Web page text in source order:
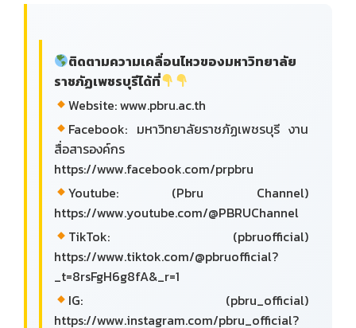
ติดตามความเคลื่อนไหวของมหาวิทยาลัย
ราชภัฏเพชรบุรีได้ที่
Website: www.pbru.ac.th
Facebook: มหาวิทยาลัยราชภัฏเพชรบุรี งาน
สื่อสารองค์กร
https://www.facebook.com/prpbru
Youtube: (Pbru Channel)
https://www.youtube.com/@PBRUChannel
TikTok: (pbruofficial)
https://www.tiktok.com/@pbruofficial?
_t=8rsFgH6g8fA&_r=1
IG: (pbru_official)
https://www.instagram.com/pbru_official?